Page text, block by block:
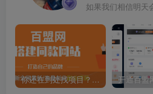
如果我们相信明天
你还在到处找项目？还在当韭菜？我靠卖项目一个月收入5万+，曾经我也是个失败者。